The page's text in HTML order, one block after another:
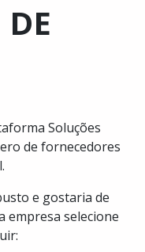
Soluções
de fornecedores
e gostaria de
empresa selecione